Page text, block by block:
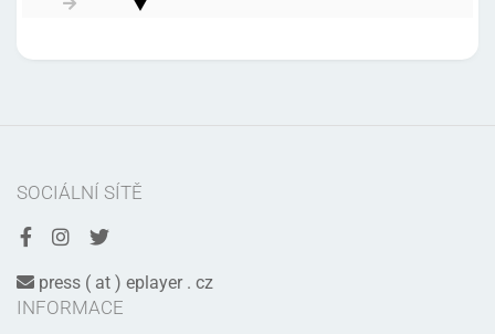
SOCIÁLNÍ SÍTĚ
press ( at ) eplayer . cz
INFORMACE